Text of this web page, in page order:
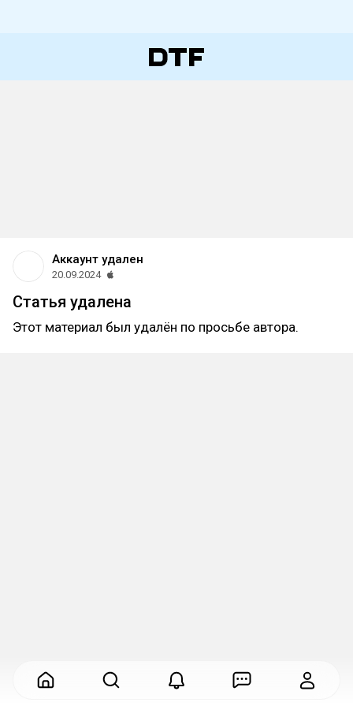
Аккаунт удален
20.09.2024
Статья удалена
Этот материал был удалён по просьбе автора.